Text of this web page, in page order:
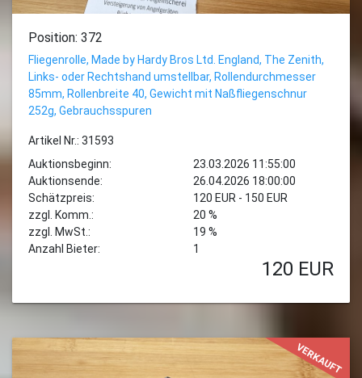
Position: 372
Fliegenrolle, Made by Hardy Bros Ltd. England, The Zenith,
Links- oder Rechtshand umstellbar, Rollendurchmesser
85mm, Rollenbreite 40, Gewicht mit Naßfliegenschnur
252g, Gebrauchsspuren
Artikel Nr.: 31593
Auktionsbeginn:
23.03.2026 11:55:00
Auktionsende:
26.04.2026 18:00:00
Schätzpreis:
120 EUR - 150 EUR
zzgl. Komm.:
20 %
zzgl. MwSt.:
19 %
Anzahl Bieter:
1
120 EUR
VERKAUFT